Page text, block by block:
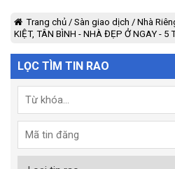
Trang chủ / Sàn giao dịch / Nhà
KIỆT, TÂN BÌNH - NHÀ ĐẸP Ở NGAY - 5
LỌC TÌM TIN RAO